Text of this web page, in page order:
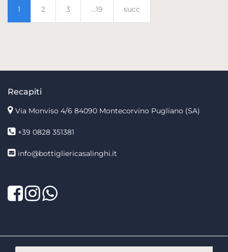
1 2 3 ...19 succ
Recapiti
Via Monviso 4/6 84090 Montecorvino Pugliano (SA)
+39 0828 351381
info@bottigliericasalinghi.it
Facebook
TwitterLinkedIn